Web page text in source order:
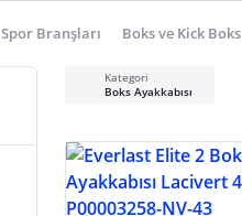
Spor Branşları Boks ve Kick Boks
Kategori
Boks Ayakkabısı